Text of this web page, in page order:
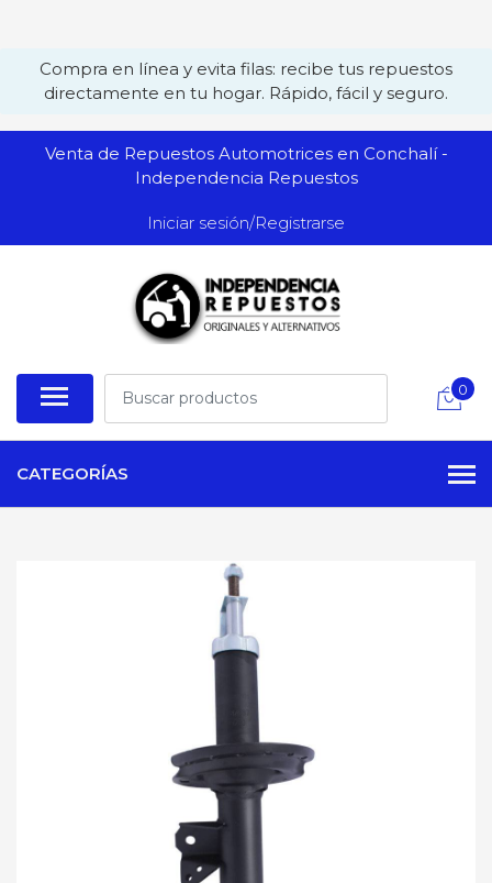
Compra en línea y evita filas: recibe tus repuestos
directamente en tu hogar. Rápido, fácil y seguro.
Venta de Repuestos Automotrices en Conchalí -
Independencia Repuestos
Iniciar sesión/Registrarse
0
CATEGORÍAS